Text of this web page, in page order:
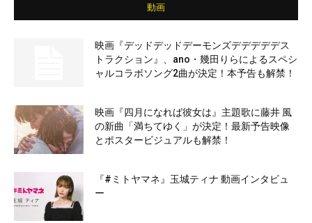
動画
映画『デッドデッドデーモンズデデデデデス
トラクション』、ano・幾田りらによるスペシ
ャルコラボソング2曲が決定！本予告も解禁！
映画『四月になれば彼女は』主題歌に藤井 風
の新曲「満ちてゆく」が決定！最新予告映像
とポスタービジュアルも解禁！
『#ミトヤマネ』玉城ティナ 動画インタビュ
ー